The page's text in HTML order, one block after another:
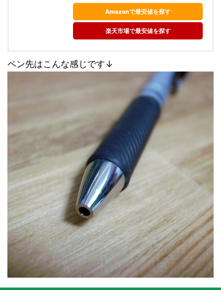
Amazonで最安値を探す
楽天市場で最安値を探す
ペン先はこんな感じです↓